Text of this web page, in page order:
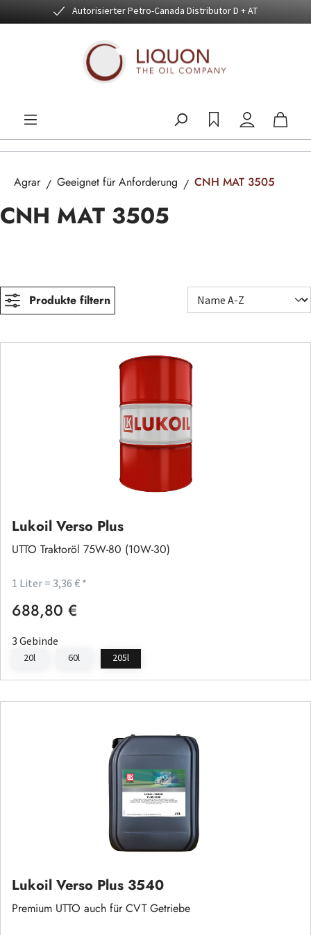
Zum Hauptinhalt springenAutorisierter Petro-Canada Distributor D + AT
Agrar Geeignet für Anforderung CNH MAT 3505
CNH MAT 3505
Produkte filtern
Lukoil Verso Plus
UTTO Traktoröl 75W-80 (10W-30)
1 Liter = 3,36 € *
Regulärer Preis:
688,80 €
3 Gebinde
20l 60l 205l
Lukoil Verso Plus 3540
Premium UTTO auch für CVT Getriebe